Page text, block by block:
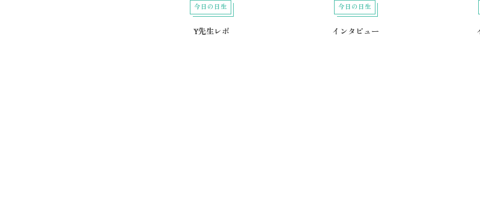
今日の日生
Y先生レポ
今日の日生
インタビュー